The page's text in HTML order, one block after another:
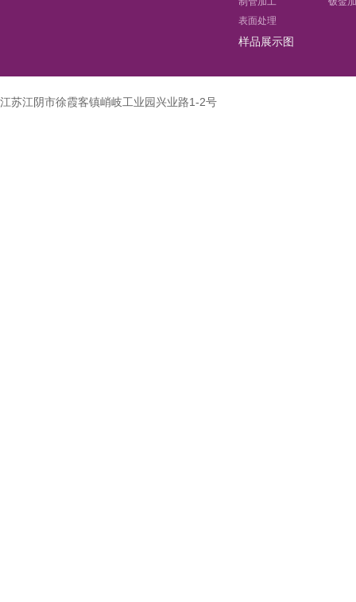
表面处理
样品展示图
江苏江阴市徐霞客镇峭岐工业园兴业路1-2号